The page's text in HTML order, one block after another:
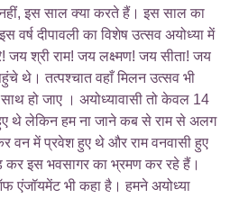
नहीं, इस साल क्या करते हैं। इस साल का
वर्ष दीपावली का विशेष उत्सव अयोध्या में
जय श्री राम! जय लक्ष्मण! जय सीता! जय
थे। तत्पश्चात वहाँ मिलन उत्सव भी
हो जाए । अयोध्यावासी तो केवल 14
थे लेकिन हम ना जाने कब से राम से अलग
वन में प्रवेश हुए थे और राम वनवासी हुए
कर इस भवसागर का भ्रमण कर रहे हैं।
एंजॉयमेंट भी कहा है। हमने अयोध्या